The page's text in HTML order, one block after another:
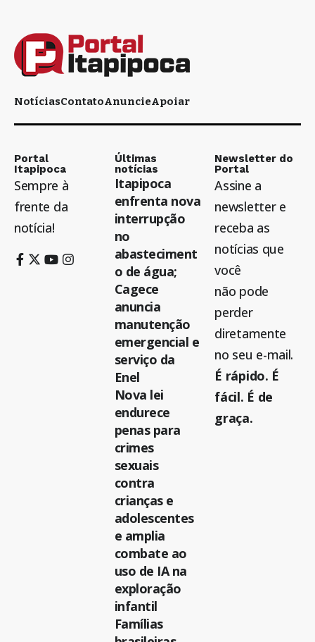
NotíciasContatoAnuncieApoiar
Portal
Itapipoca
Sempre à
frente da
notícia!
Últimas
notícias
Itapipoca
enfrenta nova
interrupção
no
abasteciment
o de água;
Cagece
anuncia
manutenção
emergencial e
serviço da
Enel
Nova lei
endurece
penas para
crimes
sexuais
contra
crianças e
adolescentes
e amplia
combate ao
uso de IA na
exploração
infantil
Famílias
Newsletter do
Portal
Assine a
newsletter e
receba as
notícias que
você
não pode
perder
diretamente
no seu e-mail.
É rápido. É
fácil. É de
graça.